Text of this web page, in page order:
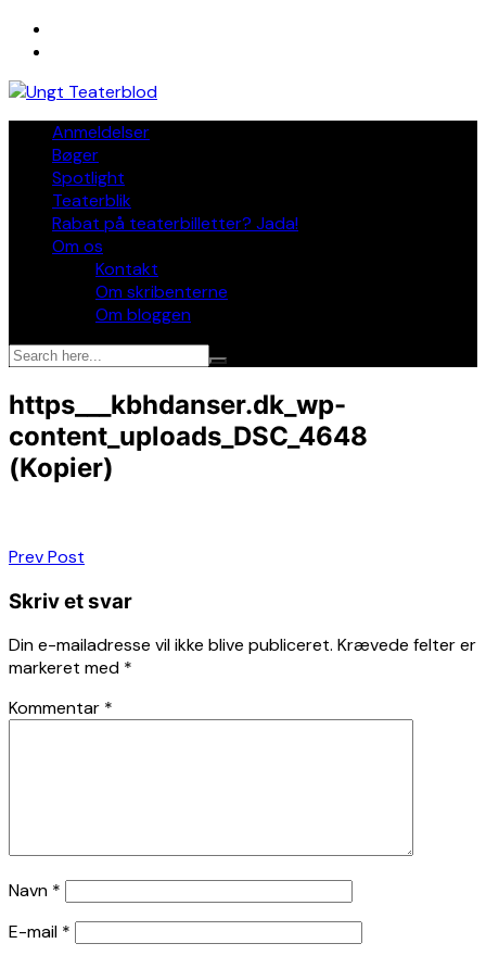
Skip
Anmeldelser
Bøger
Spotlight
Teaterblik
Rabat på teaterbilletter? Jada!
Om os
Kontakt
Om skribenterne
Om bloggen
https___kbhdanser.dk_wp-
content_uploads_DSC_4648
(Kopier)
Indlægsnavigation
Prev Post
Skriv et svar
Din e-mailadresse vil ikke blive publiceret. Krævede felter er
markeret med *
Kommentar *
Navn *
E-mail *